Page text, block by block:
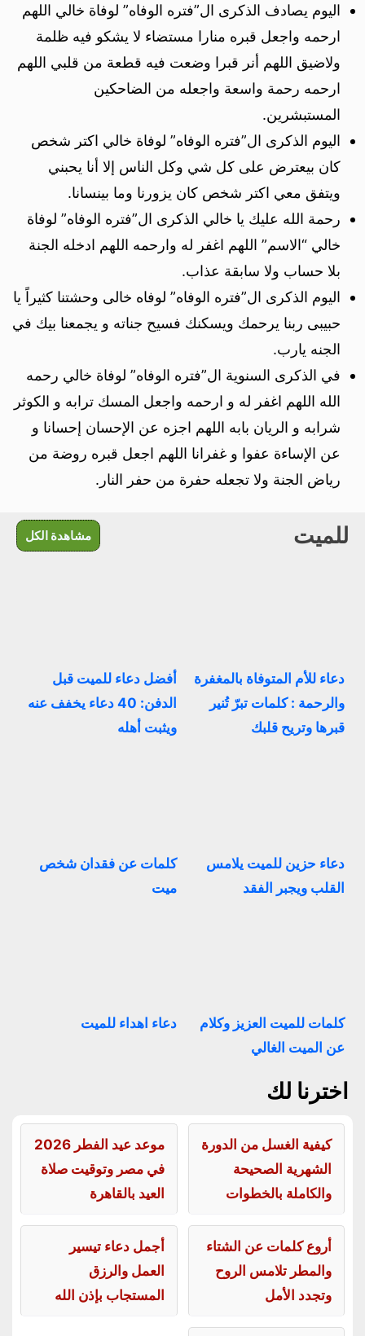
اليوم يصادف الذكرى ال”فتره الوفاه” لوفاة خالي اللهم
ارحمه واجعل قبره منارا مستضاء لا يشكو فيه ظلمة
ولاضيق اللهم أنر قبرا وضعت فيه قطعة من قلبي اللهم
ارحمه رحمة واسعة واجعله من الضاحكين
المستبشرين.
اليوم الذكرى ال”فتره الوفاه” لوفاة خالي اكتر شخص
كان بيعترض على كل شي وكل الناس إلا أنا يحبني
ويتفق معي اكتر شخص كان يزورنا وما بينسانا.
رحمة الله عليك يا خالي الذكرى ال”فتره الوفاه” لوفاة
خالي “الاسم” اللهم اغفر له وارحمه اللهم ادخله الجنة
بلا حساب ولا سابقة عذاب.
اليوم الذكرى ال”فتره الوفاه” لوفاه خالى وحشتنا كثيراً يا
حبيبى ربنا يرحمك ويسكنك فسيح جناته و يجمعنا بيك في
الجنه يارب.
في الذكرى السنوية ال”فتره الوفاه” لوفاة خالي رحمه
الله اللهم اغفر له و ارحمه واجعل المسك ترابه و الكوثر
شرابه و الريان بابه اللهم اجزه عن الإحسان إحسانا و
عن الإساءة عفوا و غفرانا اللهم اجعل قبره روضة من
رياض الجنة ولا تجعله حفرة من حفر النار.
للميت مشاهدة الكل
دعاء للأم المتوفاة بالمغفرة
والرحمة : كلمات تبرّ تُنير
قبرها وتريح قلبك
أفضل دعاء للميت قبل
الدفن: 40 دعاء يخفف عنه
ويثبت أهله
دعاء حزين للميت يلامس
القلب ويجبر الفقد
كلمات عن فقدان شخص
ميت
كلمات للميت العزيز وكلام
عن الميت الغالي
دعاء اهداء للميت
اخترنا لك
كيفية الغسل من الدورة
الشهرية الصحيحة
والكاملة بالخطوات
موعد عيد الفطر 2026
في مصر وتوقيت صلاة
العيد بالقاهرة
أروع كلمات عن الشتاء
والمطر تلامس الروح
وتجدد الأمل
أجمل دعاء تيسير
العمل والرزق
المستجاب بإذن الله